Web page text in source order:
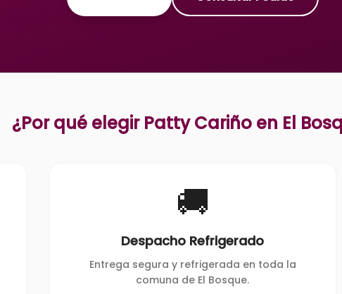
¿Por qué elegir Patty Cariño en El
🚚
Despacho Refrigerado
Entrega segura y refrigerada en toda la
comuna de El Bosque.